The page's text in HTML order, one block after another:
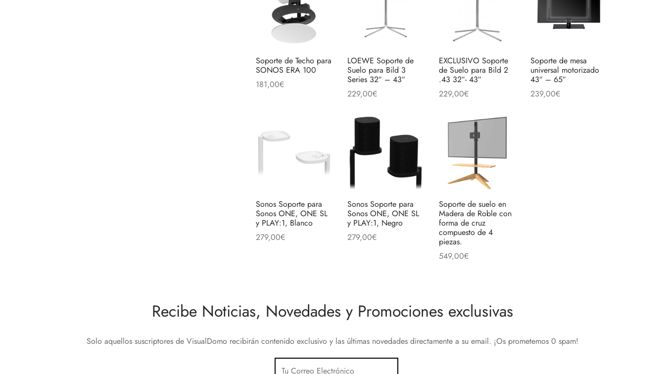
pueden
Soporte de Techo para
SONOS ERA 100
181,00€
LOEWE Soporte de
Suelo para Bild 3
Series 32″ – 43″
229,00€
EXCLUSIVO Soporte
de Suelo para Bild 2
.43 32″- 43″
229,00€
Soporte de mesa
universal motorizado
43″ – 65″
239,00€
Sonos Soporte para
Sonos ONE, ONE SL
y PLAY:1, Blanco
279,00€
Sonos Soporte para
Sonos ONE, ONE SL
y PLAY:1, Negro
279,00€
Soporte de suelo en
Madera de Roble con
forma de cruz
compuesto de 4
piezas.
549,00€
Recibe Noticias, Novedades y Promociones exclusivas
Solo aquellos suscriptores de VisualDomo recibirán contenido exclusivo y las últimas novedades directamente a su email. ¡Os prometemos 0 spam!